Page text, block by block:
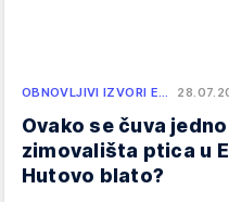
OBNOVLJIVI IZVORI E…
Ovako se čuva
zimovališta ptica u
Hutovo blato?